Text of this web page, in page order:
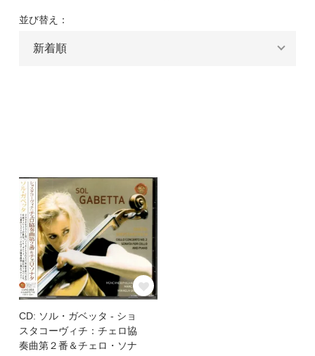
並び替え：
CD: ソル・ガベッタ - ショ
スタコーヴィチ：チェロ協
奏曲第２番＆チェロ・ソナ